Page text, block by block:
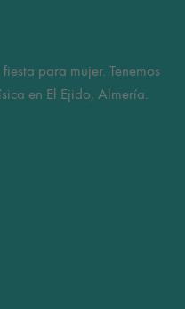
para mujer. Tenemos
en El Ejido, Almería.